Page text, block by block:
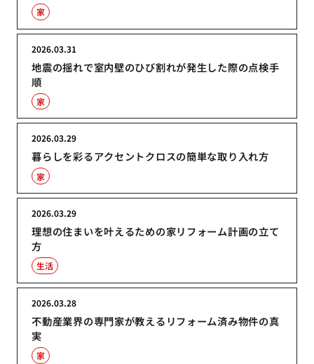
家
地震の揺れで室内壁のひび割れが発生した際の点検手
順
2026.03.31
家
暮らしを彩るアクセントクロスの簡単な取り入れ方
2026.03.29
家
理想の住まいを叶えるための家リフォーム計画の立て
方
2026.03.29
生活
不動産業界の専門家が教えるリフォーム済み物件の真
実
2026.03.28
家